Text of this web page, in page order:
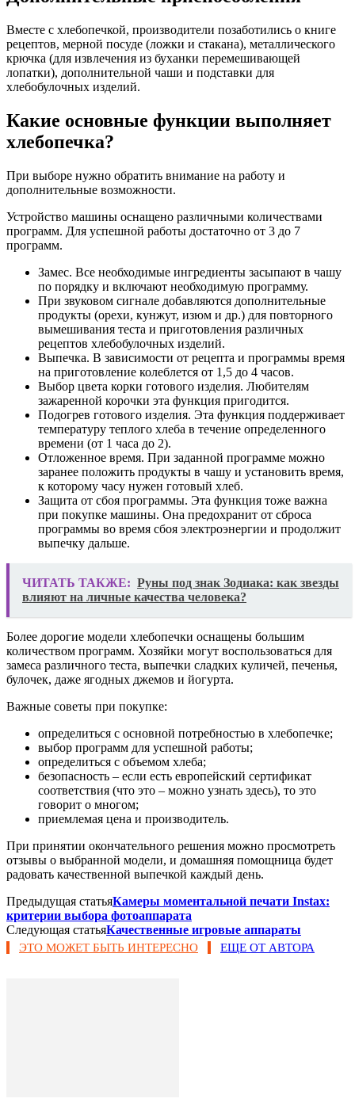
Вместе с хлебопечкой, производители позаботились о книге
рецептов, мерной посуде (ложки и стакана), металлического
крючка (для извлечения из буханки перемешивающей
лопатки), дополнительной чаши и подставки для
хлебобулочных изделий.
Какие основные функции выполняет
хлебопечка?
При выборе нужно обратить внимание на работу и
дополнительные возможности.
Устройство машины оснащено различными количествами
программ. Для успешной работы достаточно от 3 до 7
программ.
Замес. Все необходимые ингредиенты засыпают в чашу
по порядку и включают необходимую программу.
При звуковом сигнале добавляются дополнительные
продукты (орехи, кунжут, изюм и др.) для повторного
вымешивания теста и приготовления различных
рецептов хлебобулочных изделий.
Выпечка. В зависимости от рецепта и программы время
на приготовление колеблется от 1,5 до 4 часов.
Выбор цвета корки готового изделия. Любителям
зажаренной корочки эта функция пригодится.
Подогрев готового изделия. Эта функция поддерживает
температуру теплого хлеба в течение определенного
времени (от 1 часа до 2).
Отложенное время. При заданной программе можно
заранее положить продукты в чашу и установить время,
к которому часу нужен готовый хлеб.
Защита от сбоя программы. Эта функция тоже важна
при покупке машины. Она предохранит от сброса
программы во время сбоя электроэнергии и продолжит
выпечку дальше.
ЧИТАТЬ ТАКЖЕ: Руны под знак Зодиака: как звезды
влияют на личные качества человека?
Более дорогие модели хлебопечки оснащены большим
количеством программ. Хозяйки могут воспользоваться для
замеса различного теста, выпечки сладких куличей, печенья,
булочек, даже ягодных джемов и йогурта.
Важные советы при покупке:
определиться с основной потребностью в хлебопечке;
выбор программ для успешной работы;
определиться с объемом хлеба;
безопасность – если есть европейский сертификат
соответствия (что это – можно узнать здесь), то это
говорит о многом;
приемлемая цена и производитель.
При принятии окончательного решения можно просмотреть
отзывы о выбранной модели, и домашняя помощница будет
радовать качественной выпечкой каждый день.
Предыдущая статьяКамеры моментальной печати Instax:
критерии выбора фотоаппарата
Следующая статьяКачественные игровые аппараты
ЭТО МОЖЕТ БЫТЬ ИНТЕРЕСНО ЕЩЕ ОТ АВТОРА